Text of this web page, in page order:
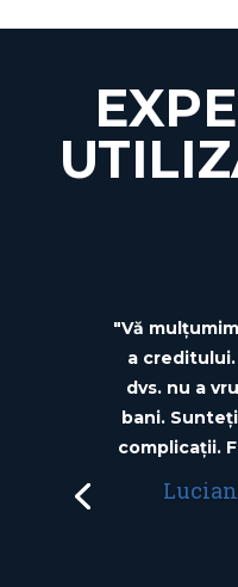
"Vă
a
dvs. nu a
bani.
complicații.